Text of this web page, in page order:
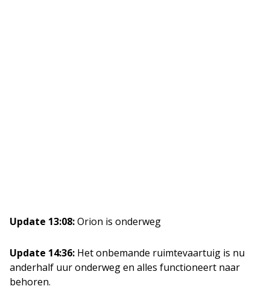
Update 13:08:Orion is onderweg
Update 14:36: Het onbemande ruimtevaartuig is nu
anderhalf uur onderweg en alles functioneert naar
behoren.